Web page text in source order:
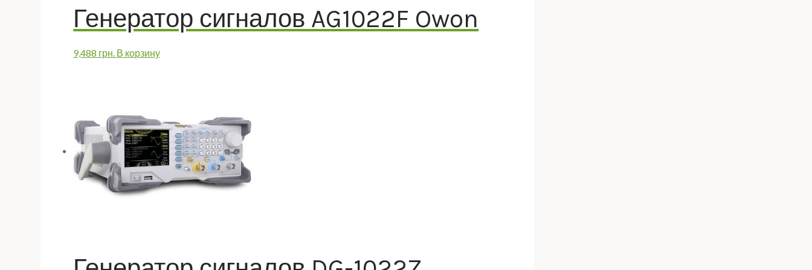
Генератор сигналов AG1022F Owon
9,488 грн. В корзину